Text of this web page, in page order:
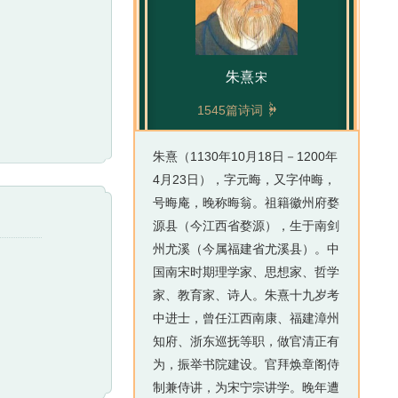
朱熹宋
1545篇诗词
朱熹（1130年10月18日－1200年
4月23日），字元晦，又字仲晦，
号晦庵，晚称晦翁。祖籍徽州府婺
源县（今江西省婺源），生于南剑
州尤溪（今属福建省尤溪县）。中
国南宋时期理学家、思想家、哲学
家、教育家、诗人。朱熹十九岁考
中进士，曾任江西南康、福建漳州
知府、浙东巡抚等职，做官清正有
为，振举书院建设。官拜焕章阁侍
制兼侍讲，为宋宁宗讲学。晚年遭